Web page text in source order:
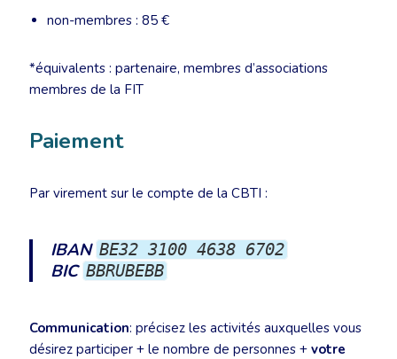
non-membres : 85 €
*équivalents : partenaire, membres d’associations
membres de la FIT
Paiement
Par virement sur le compte de la CBTI :
IBAN BE32 3100 4638 6702
BIC BBRUBEBB
Communication: précisez les activités auxquelles vous
désirez participer + le nombre de personnes + votre